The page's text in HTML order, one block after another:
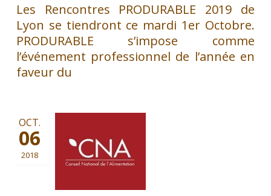
Les Rencontres PRODURABLE 2019 de
Lyon se tiendront ce mardi 1er Octobre.
PRODURABLE s’impose comme
l’événement professionnel de l’année en
faveur du
OCT.
06
2018